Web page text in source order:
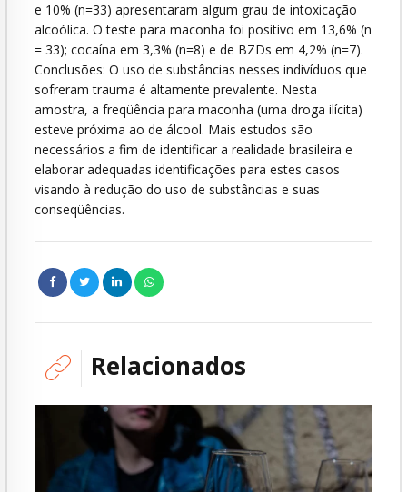
e 10% (n=33) apresentaram algum grau de intoxicação
alcoólica. O teste para maconha foi positivo em 13,6% (n
= 33); cocaína em 3,3% (n=8) e de BZDs em 4,2% (n=7).
Conclusões: O uso de substâncias nesses indivíduos que
sofreram trauma é altamente prevalente. Nesta
amostra, a freqüência para maconha (uma droga ilícita)
esteve próxima ao de álcool. Mais estudos são
necessários a fim de identificar a realidade brasileira e
elaborar adequadas identificações para estes casos
visando à redução do uso de substâncias e suas
conseqüências.
Relacionados